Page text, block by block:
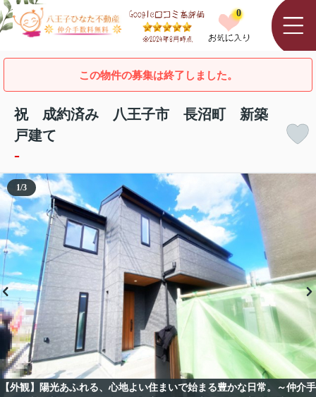
0
この物件の募集は終了しました。
祝 成約済み 八王子市 長沼町 新築
戸建て
-
【外観】陽光あふれる、心地よい住まいで始まる豊かな日常。～仲介手
1/3